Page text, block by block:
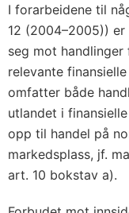
I forarbeidene til
12 (2004–2005))
seg mot
relevante
omfatter både
utlandet i
opp til handel på
markedsplass, jf.
art. 10 bokstav a).